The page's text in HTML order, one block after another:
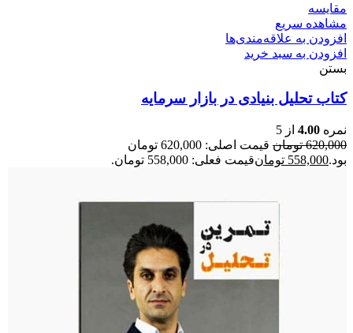
مقایسه
مشاهده سریع
افزودن به علاقه‌مندی‌ها
افزودن به سبد خرید
بستن
کتاب تحلیل بنیادی در بازار سرمایه
نمره 4.00 از 5
620,000 تومان
قیمت اصلی: 620,000 تومان
بود.558,000 تومانقیمت فعلی: 558,000 تومان.